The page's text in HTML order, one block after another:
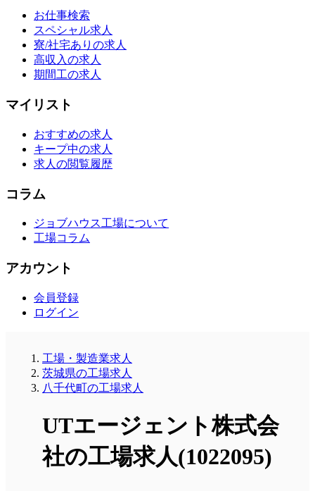
お仕事検索
スペシャル求人
寮/社宅ありの求人
高収入の求人
期間工の求人
マイリスト
おすすめの求人
キープ中の求人
求人の閲覧履歴
コラム
ジョブハウス工場について
工場コラム
アカウント
会員登録
ログイン
工場・製造業求人
茨城県の工場求人
八千代町の工場求人
UTエージェント株式会
社の工場求人(1022095)